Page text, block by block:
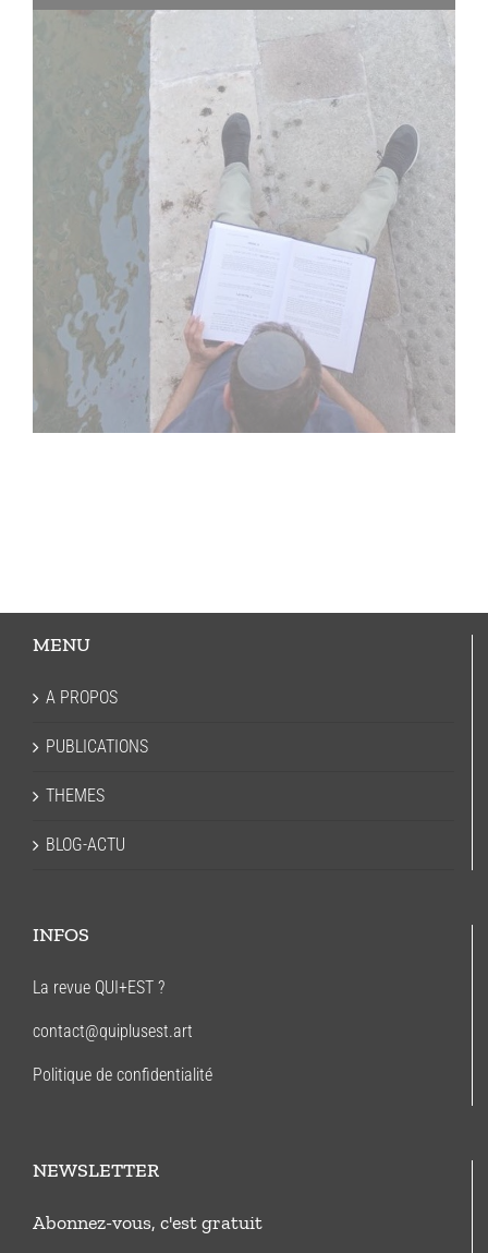
MENU
A PROPOS
PUBLICATIONS
THEMES
BLOG-ACTU
INFOS
La revue QUI+EST ?
contact@quiplusest.art
Politique de confidentialité
NEWSLETTER
Abonnez-vous, c'est gratuit